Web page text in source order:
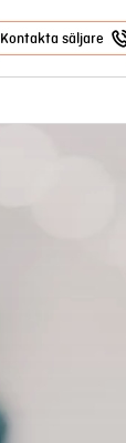
Kontakta säljare